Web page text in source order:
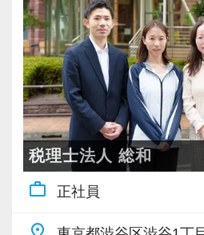
若いメンバーが多く明るい
る気に満ちあふれています
自主性がある方には活躍で
もご用意するので、この業
い目標がある方は、ぜひ当
さい！
【ご紹介が多い安定企業で
頼される税務のプロを目指
す！
会計事務所経験者の方には
ていただき、早い段階から
ジメント業務にも挑戦でき
験・知識を活かしながら、
でキャリアアップをしませ
【対象業種100種以上！節
強い税理士法人です】
税理士法人 総和
work_outline 正社員
place